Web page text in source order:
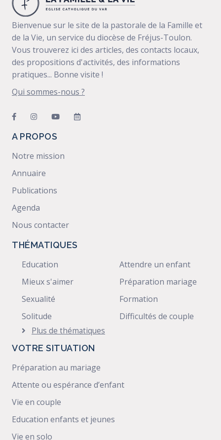
Bienvenue sur le site de la pastorale de la Famille et
de la Vie, un service du diocèse de Fréjus-Toulon.
Vous trouverez ici des articles, des contacts locaux,
des propositions d'activités, des informations
pratiques... Bonne visite !
Qui sommes-nous ?
A PROPOS
Notre mission
Annuaire
Publications
Agenda
Nous contacter
THÉMATIQUES
Education
Mieux s'aimer
Sexualité
Solitude
Attendre un enfant
Préparation mariage
Formation
Difficultés de couple
Plus de thématiques
VOTRE SITUATION
Préparation au mariage
Attente ou espérance d’enfant
Vie en couple
Education enfants et jeunes
Vie en solo